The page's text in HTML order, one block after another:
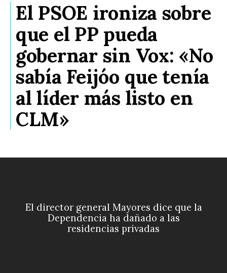
El PSOE ironiza sobre
que el PP pueda
gobernar sin Vox: «No
sabía Feijóo que tenía
al líder más listo en
CLM»
El director general Mayores dice que la
Dependencia ha dañado a las
residencias privadas